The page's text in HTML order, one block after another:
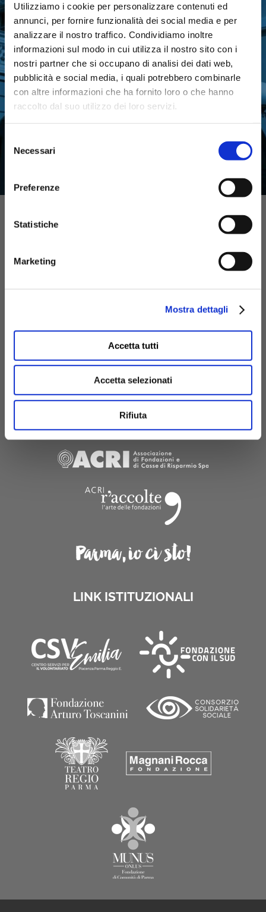
Utilizziamo i cookie per personalizzare contenuti ed
annunci, per fornire funzionalità dei social media e per
analizzare il nostro traffico. Condividiamo inoltre
informazioni sul modo in cui utilizza il nostro sito con i
nostri partner che si occupano di analisi dei dati web,
pubblicità e social media, i quali potrebbero combinarle
con altre informazioni che ha fornito loro o che hanno
raccolto dal suo utilizzo dei loro servizi.
delNecessari
Preferenze
Statistiche
Marketing
Mostra dettagli
Accetta tutti
Accetta selezionati
Rifiuta
per ricevere gli aggiornamenti
sull’attività di Fondazione Cariparma
ISCRIVITI ORA
LINK ISTITUZIONALI